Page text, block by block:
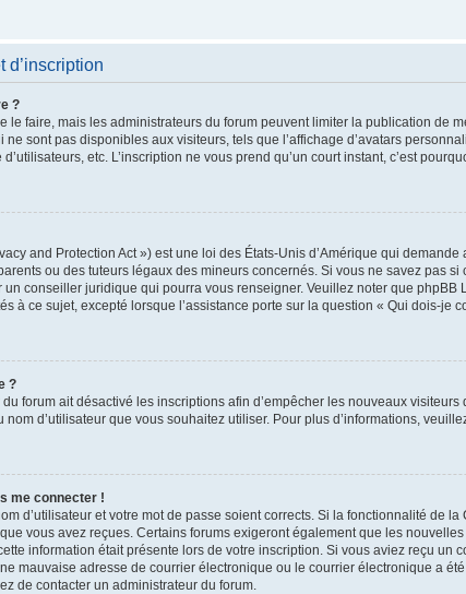
d’inscription
?
le faire, mais les administrateurs du forum peuvent limiter la publication
sont pas disponibles aux visiteurs, tels que l’affichage d’avatars
etc. L’inscription ne vous prend qu’un court instant, c’est
and Protection Act ») est une loi des États-Unis d’Amérique qui
ou des tuteurs légaux des mineurs concernés. Si vous ne savez pas
conseiller juridique qui pourra vous renseigner. Veuillez noter que
à ce sujet, excepté lorsque l’assistance porte sur la question « Qui dois-je
?
forum ait désactivé les inscriptions afin d’empêcher les nouveaux
nom d’utilisateur que vous souhaitez utiliser. Pour plus d’informations,
me connecter !
d’utilisateur et votre mot de passe soient corrects. Si la fonctionnalité de
vous avez reçues. Certains forums exigeront également que les
information était présente lors de votre inscription. Si vous aviez reçu
mauvaise adresse de courrier électronique ou le courrier électronique a
de contacter un administrateur du forum.